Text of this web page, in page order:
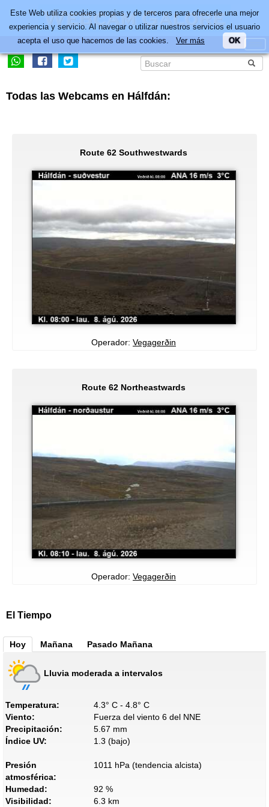
Todas las Webcams en Hálfdán:
Route 62 Southwestwards
Operador: Vegagerðin
Route 62 Northeastwards
Operador: Vegagerðin
El Tiempo
Hoy Mañana Pasado Mañana
Lluvia moderada a intervalos
Temperatura:
4.3° C - 4.8° C
Viento:
Fuerza del viento 6 del NNE
Precipitación:
5.67 mm
Índice UV:
1.3 (bajo)
Presión
atmosférica:
1011 hPa (tendencia alcista)
Humedad:
92 %
Visibilidad:
6.3 km
Este Web utiliza cookies propias y de terceros para ofrecerle una mejor
experiencia y servicio. Al navegar o utilizar nuestros servicios el usuario
acepta el uso que hacemos de las cookies. Ver más OK